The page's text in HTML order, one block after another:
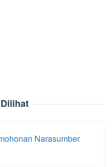
Narasumber